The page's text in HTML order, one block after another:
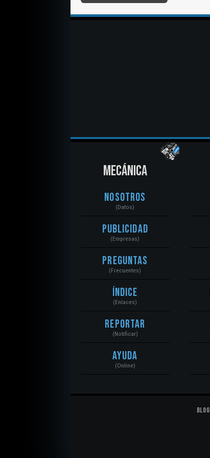
MECÁNICA
Nosotros
(Datos)
Publicidad
(Empresas)
Preguntas
(Frecuentes)
Índice
(Enlaces)
Reportar
(Notificar)
Ayuda
(Online)
Blog